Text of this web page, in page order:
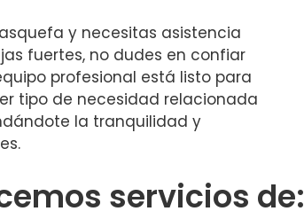
y necesitas asistencia
fuertes, no dudes en confiar
profesional está listo para
tipo de necesidad relacionada
la tranquilidad y
servicios de: